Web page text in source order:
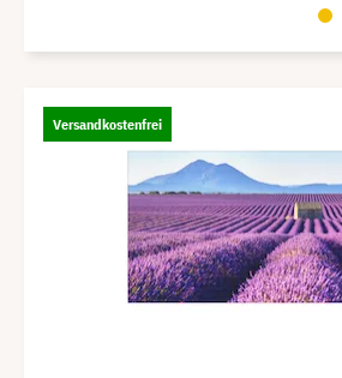
Versandkostenfrei